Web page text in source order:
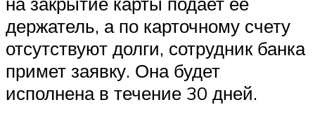
держатель, а по карточному счету
отсутствуют долги, сотрудник банка
примет заявку. Она будет
исполнена в течение 30 дней.